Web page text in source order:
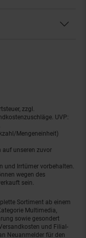
zzgl.
UVP:
Mengeneinheit)
auf unseren zuvor
und Irrtümer vorbehalten.
wegen des
sein.
Sortiment ab einem
Multimedia,
sowie gesondert
und Filial-
Neuanmelder für den